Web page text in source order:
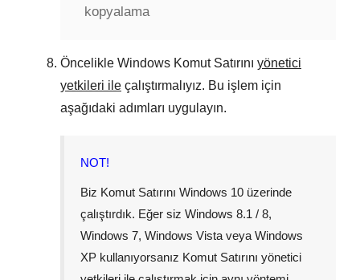
kopyalama
Öncelikle Windows Komut Satırını yönetici
yetkileri ile çalıştırmalıyız. Bu işlem için
aşağıdaki adımları uygulayın.
NOT!
Biz Komut Satırını Windows 10 üzerinde
çalıştırdık. Eğer siz Windows 8.1 / 8,
Windows 7, Windows VistaveyaWindows
XP kullanıyorsanız Komut Satırını yönetici